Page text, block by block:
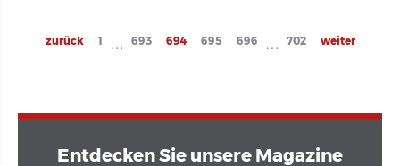
Seitennummerierung
Previous
zurück Page
1 … Page
693
Current
694 Page
695 Page
696 … Page
702
Next
weiter
Entdecken Sie unsere Magazine